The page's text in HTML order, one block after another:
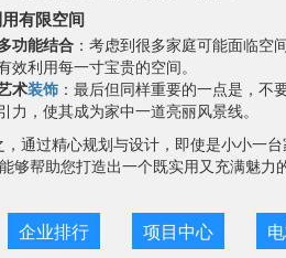
有限空间
功能结合 ：考虑到很多家庭可能面临
效利用每一寸宝贵的空间。
术装饰 ：最后但同样重要的一点是，
力，使其成为家中一道亮丽风景线。
，通过精心规划与设计，即使是小小一
够帮助您打造出一个既实用又充满魅力
企业排行 项目中心